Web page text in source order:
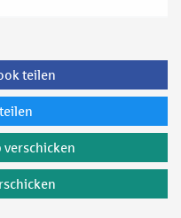
teilen
verschicken